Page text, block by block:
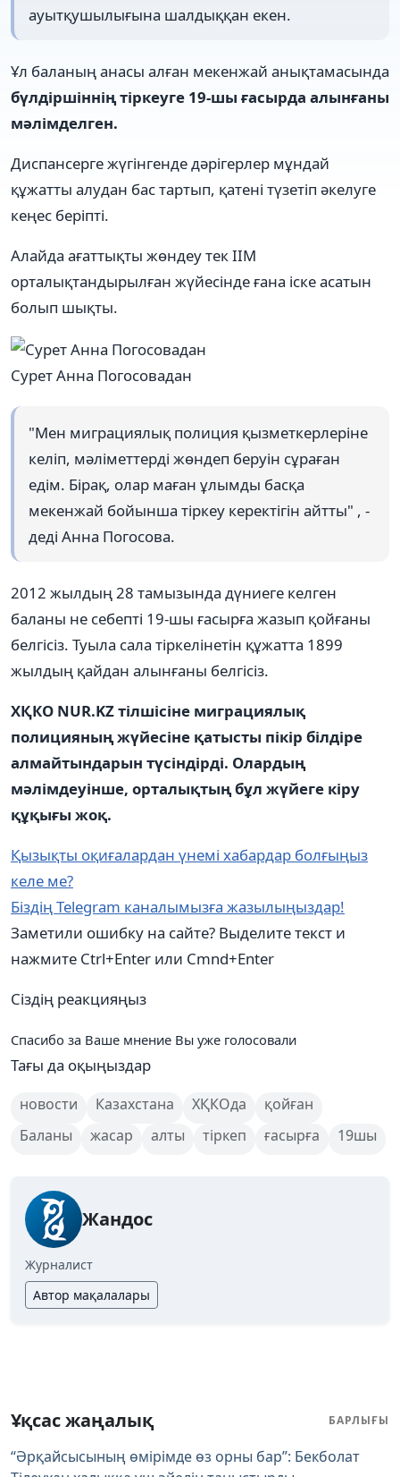
ауытқушылығына шалдыққан екен.
Ұл баланың анасы алған мекенжай анықтамасында
бүлдіршіннің тіркеуге 19-шы ғасырда алынғаны
мәлімделген.
Диспансерге жүгінгенде дәрігерлер мұндай
құжатты алудан бас тартып, қатені түзетіп әкелуге
кеңес беріпті.
Алайда ағаттықты жөндеу тек ІІМ
орталықтандырылған жүйесінде ғана іске асатын
болып шықты.
Сурет Анна Погосовадан
"Мен миграциялық полиция қызметкерлеріне
келіп, мәліметтерді жөндеп беруін сұраған
едім. Бірақ, олар маған ұлымды басқа
мекенжай бойынша тіркеу керектігін айтты" , -
деді Анна Погосова.
2012 жылдың 28 тамызында дүниеге келген
баланы не себепті 19-шы ғасырға жазып қойғаны
белгісіз. Туыла сала тіркелінетін құжатта 1899
жылдың қайдан алынғаны белгісіз.
ХҚКО NUR.KZ тілшісіне миграциялық
полицияның жүйесіне қатысты пікір білдіре
алмайтындарын түсіндірді. Олардың
мәлімдеуінше, орталықтың бұл жүйеге кіру
құқығы жоқ.
Қызықты оқиғалардан үнемі хабардар болғыңыз
келе ме?
Біздің Telegram каналымызға жазылыңыздар!
Заметили ошибку на сайте? Выделите текст и
нажмите Ctrl+Enter или Cmnd+Enter
Сіздің реакцияңыз
Спасибо за Ваше мнение Вы уже голосовали
Тағы да оқыңыздар
новости Казахстана ХҚКОда
қойған
Баланы
жасар алты тіркеп ғасырға 19шы
Жандос
Журналист
Автор мақалалары
Ұқсас жаңалық БАРЛЫҒЫ
“Әрқайсысының өмірімде өз орны бар”: Бекболат